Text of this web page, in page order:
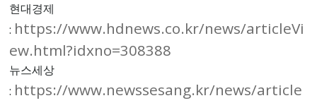
현대경제
: https://www.hdnews.co.kr/news/articleVi
ew.html?idxno=308388
뉴스세상
: https://www.newssesang.kr/news/article